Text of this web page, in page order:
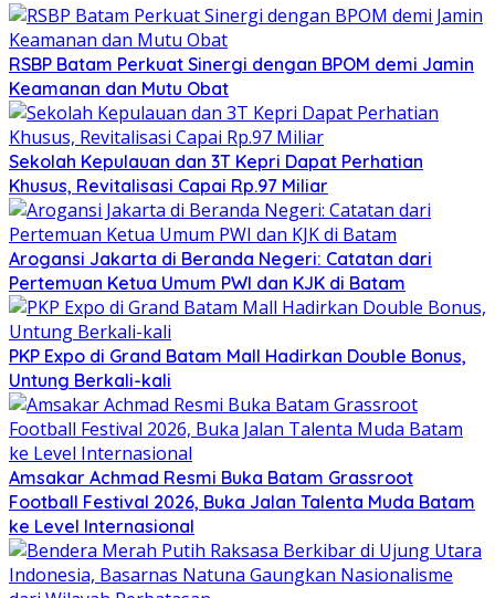
RSBP Batam Perkuat Sinergi dengan BPOM demi Jamin
Keamanan dan Mutu Obat
Sekolah Kepulauan dan 3T Kepri Dapat Perhatian
Khusus, Revitalisasi Capai Rp.97 Miliar
Arogansi Jakarta di Beranda Negeri: Catatan dari
Pertemuan Ketua Umum PWI dan KJK di Batam
PKP Expo di Grand Batam Mall Hadirkan Double Bonus,
Untung Berkali-kali
Amsakar Achmad Resmi Buka Batam Grassroot
Football Festival 2026, Buka Jalan Talenta Muda Batam
ke Level Internasional